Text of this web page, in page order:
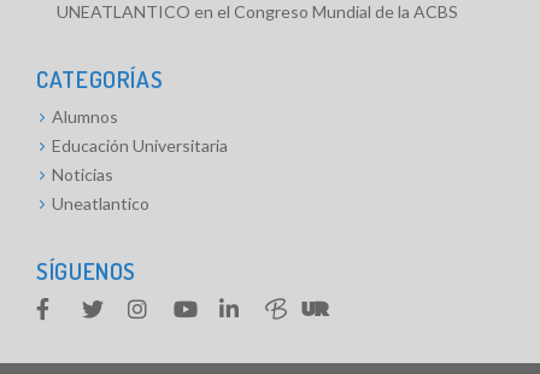
UNEATLANTICO en el Congreso Mundial de la ACBS
CATEGORÍAS
Alumnos
Educación Universitaria
Noticias
Uneatlantico
SÍGUENOS